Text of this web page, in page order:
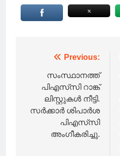
navigation
Previous:
സംസ്ഥാനത്ത്
പിഎസ്‌സി റാങ്ക്
ലിസ്റ്റുകൾ നീട്ടി.
സർക്കാർ ശിപാർശ
പിഎസ്‌സി
അംഗീകരിച്ചു.